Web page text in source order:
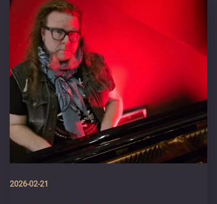
vuoden.
2026-02-21